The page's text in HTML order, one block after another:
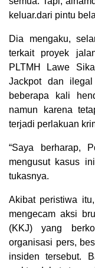
keluar.dari pintu
Dia mengaku,
terkait proyek
PLTMH Lawe
Jackpot dan
beberapa kali
namun karena
terjadi perlakuan
“Saya berharap,
mengusut kasus
tukasnya.
Akibat peristiwa
mengecam aksi
(KKJ) yang
organisasi pers,
insiden tersebut.